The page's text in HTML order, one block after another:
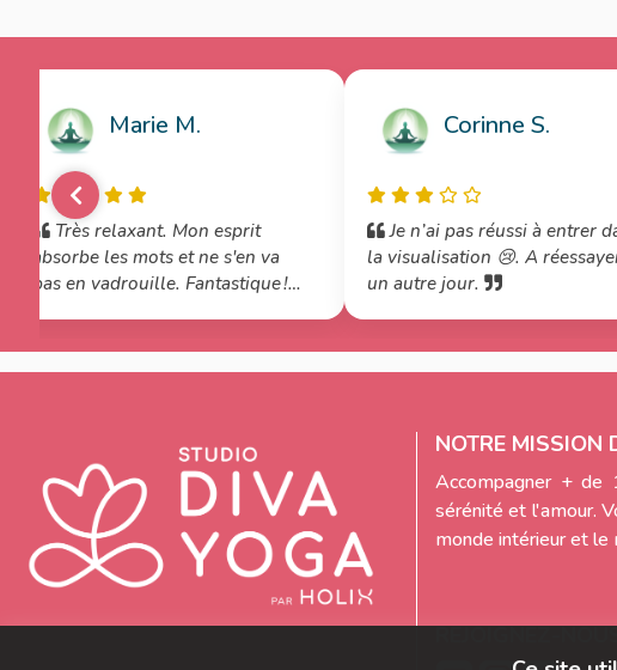
Marie M.
Très relaxant. Mon esprit
absorbe les mots et ne s'en va
pas en vadrouille. Fantastique !
Corinne S.
Je n’ai pas réussi à entrer
la visualisation 😢. A réessayer
un autre jour.
NOTRE MISSION
Accompagner + de
sérénité et l'amour.
monde intérieur et le
REJOIGNEZ-